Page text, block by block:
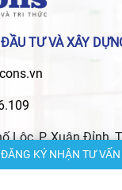
TƯ VÀ XÂY
Lộc, P. Xuân Đỉnh,
13, KĐT Vạn
ĐĂNG KÝ NHẬN TƯ VẤN